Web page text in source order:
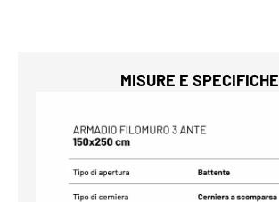
MISURE E SPECIFICHE